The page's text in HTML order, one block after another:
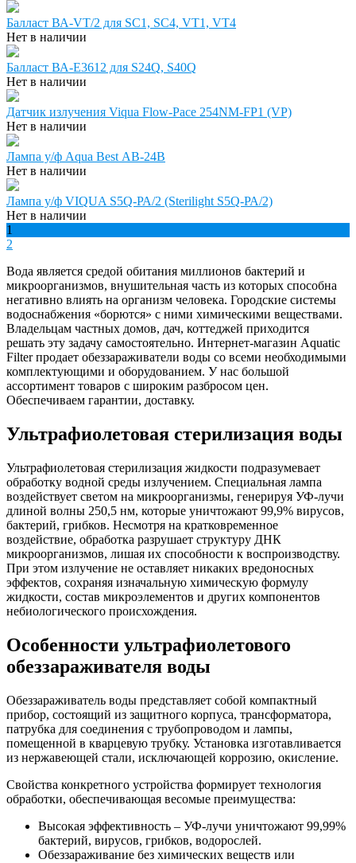
Балласт ВА-VT/2 для SC1, SС4, VT1, VT4
Нет в наличии
Балласт ВА-Е3612 для S24Q, S40Q
Нет в наличии
Датчик излучения Viqua Flow-Pace 254NM-FP1 (VP)
Нет в наличии
Лампа у/ф Aqua Best АВ-24B
Нет в наличии
Лампа у/ф VIQUA S5Q-РА/2 (Sterilight S5Q-РА/2)
Нет в наличии
1
2
Вода является средой обитания миллионов бактерий и
микроорганизмов, внушительная часть из которых способна
негативно влиять на организм человека. Городские системы
водоснабжения «борются» с ними химическими веществами.
Владельцам частных домов, дач, коттеджей приходится
решать эту задачу самостоятельно. Интернет-магазин Aquatic
Filter продает обеззараживатели воды со всеми необходимыми
комплектующими и оборудованием. У нас большой
ассортимент товаров с широким разбросом цен.
Обеспечиваем гарантии, доставку.
Ультрафиолетовая стерилизация воды
Ультрафиолетовая стерилизация жидкости подразумевает
обработку водной среды излучением. Специальная лампа
воздействует светом на микроорганизмы, генерируя УФ-лучи
длиной волны 250,5 нм, которые уничтожают 99,9% вирусов,
бактерий, грибков. Несмотря на кратковременное
воздействие, обработка разрушает структуру ДНК
микроорганизмов, лишая их способности к воспроизводству.
При этом излучение не оставляет никаких вредоносных
эффектов, сохраняя изначальную химическую формулу
жидкости, состав микроэлементов и других компонентов
небиологического происхождения.
Особенности ультрафиолетового
обеззараживателя воды
Обеззараживатель воды представляет собой компактный
прибор, состоящий из защитного корпуса, трансформатора,
патрубка для соединения с трубопроводом и лампы,
помещенной в кварцевую трубку. Установка изготавливается
из нержавеющей стали, исключающей коррозию, окисление.
Свойства конкретного устройства формирует технология
обработки, обеспечивающая весомые преимущества:
Высокая эффективность – УФ-лучи уничтожают 99,99%
бактерий, вирусов, грибков, водорослей.
Обеззараживание без химических веществ или